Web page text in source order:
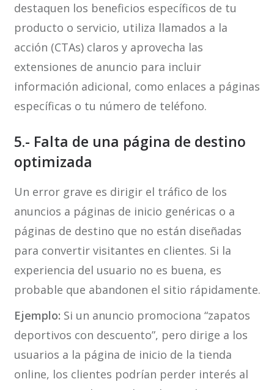
destaquen los beneficios específicos de tu
producto o servicio, utiliza llamados a la
acción (CTAs) claros y aprovecha las
extensiones de anuncio para incluir
información adicional, como enlaces a páginas
específicas o tu número de teléfono.
5.- Falta de una página de destino
optimizada
Un error grave es dirigir el tráfico de los
anuncios a páginas de inicio genéricas o a
páginas de destino que no están diseñadas
para convertir visitantes en clientes. Si la
experiencia del usuario no es buena, es
probable que abandonen el sitio rápidamente.
Ejemplo: Si un anuncio promociona “zapatos
deportivos con descuento”, pero dirige a los
usuarios a la página de inicio de la tienda
online, los clientes podrían perder interés al